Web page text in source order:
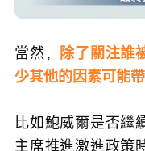
當然， 除了關注誰
少其他的因素可能
比如鮑威爾是否繼
主席推進激進政策